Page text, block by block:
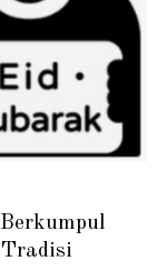
Tradisi